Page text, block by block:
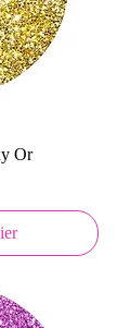
Or